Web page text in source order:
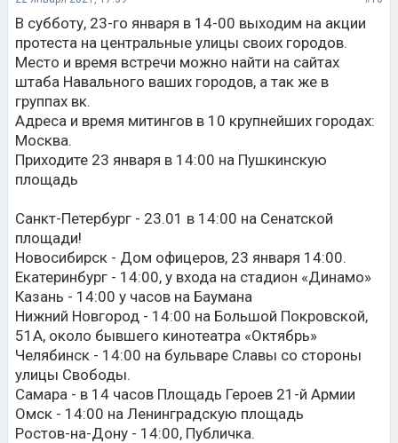
вытираю . Под шапкой волосы не мокнут. Фен в
бассенах есть, дрожны быть.
В субботу, 23-го января в 14-00 выходим на акции
протеста на центральные улицы своих городов.
Место и время встречи можно найти на сайтах
штаба Навального ваших городов, а так же в
группах вк.
Адреса и время митингов в 10 крупнейших городах:
Москва.
Приходите 23 января в 14:00 на Пушкинскую
площадь
Санкт-Петербург - 23.01 в 14:00 на Сенатской
площади!
Новосибирск - Дом офицеров, 23 января 14:00.
Екатеринбург - 14:00, у входа на стадион «Динамо»
Казань - 14:00 у часов на Баумана
Нижний Новгород - 14:00 на Большой Покровской,
51А, около бывшего кинотеатра «Октябрь»
Челябинск - 14:00 на бульваре Славы со стороны
улицы Свободы.
Самара - в 14 часов Площадь Героев 21-й Армии
Омск - 14:00 на Ленинградскую площадь
Ростов-на-Дону - 14:00, Публичка.